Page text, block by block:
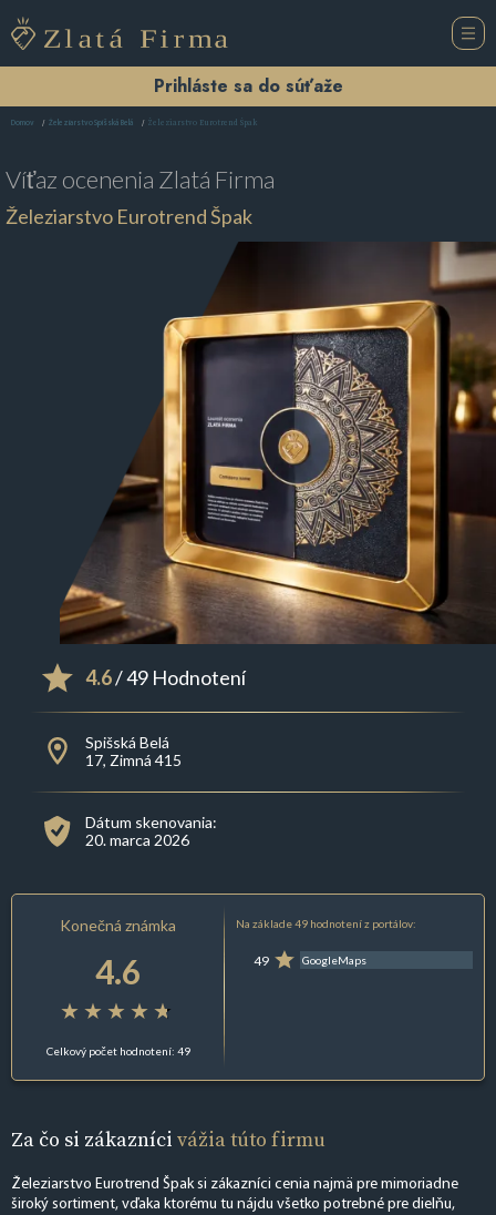
Prihláste sa do súťaže
Domov Železiarstvo Spišská Belá Železiarstvo Eurotrend Špak
Víťaz ocenenia Zlatá Firma
Železiarstvo Eurotrend Špak
4.6/ 49 Hodnotení
Spišská Belá
17, Zimná 415
Dátum skenovania:
20. marca 2026
Konečná známka
4.6
Celkový počet hodnotení: 49
Na základe 49 hodnotení z portálov:
49 GoogleMaps
Za čo si zákazníci vážia túto firmu
Železiarstvo Eurotrend Špak si zákazníci cenia najmä pre mimoriadne
široký sortiment, vďaka ktorému tu nájdu všetko potrebné pre dielňu,